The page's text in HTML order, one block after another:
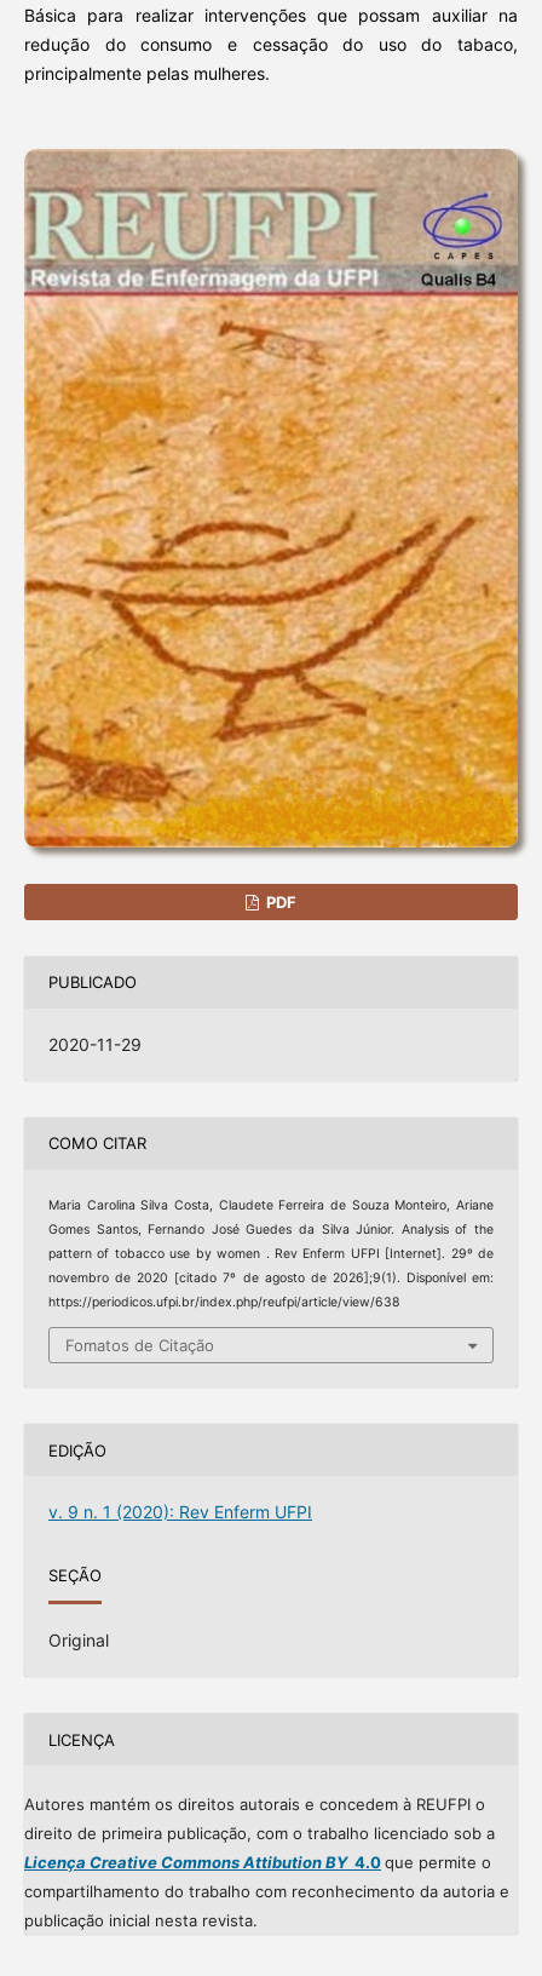
Básica para realizar intervenções que possam auxiliar na
redução do consumo e cessação do uso do tabaco,
principalmente pelas mulheres.
PDF
PUBLICADO
2020-11-29
COMO CITAR
Maria Carolina Silva Costa, Claudete Ferreira de Souza Monteiro, Ariane
Gomes Santos, Fernando José Guedes da Silva Júnior. Analysis of the
pattern of tobacco use by women . Rev Enferm UFPI [Internet]. 29º de
novembro de 2020 [citado 7º de agosto de 2026];9(1). Disponível em:
https://periodicos.ufpi.br/index.php/reufpi/article/view/638
Fomatos de Citação
EDIÇÃO
v. 9 n. 1 (2020): Rev Enferm UFPI
SEÇÃO
Original
LICENÇA
Autores mantém os direitos autorais e concedem à REUFPI o
direito de primeira publicação, com o trabalho licenciado sob a
Licença Creative Commons Attibution BY4.0que permite o
compartilhamento do trabalho com reconhecimento da autoria e
publicação inicial nesta revista.